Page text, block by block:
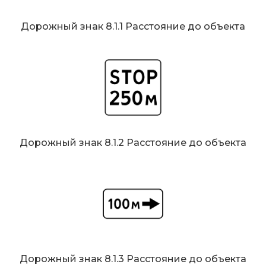
Дорожный знак 8.1.1 Расстояние до объекта
Дорожный знак 8.1.2 Расстояние до объекта
Дорожный знак 8.1.3 Расстояние до объекта